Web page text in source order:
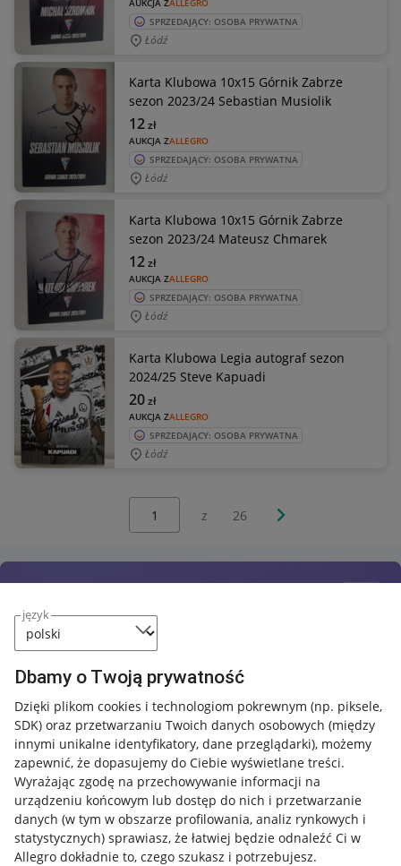
język
Dbamy o Twoją prywatność
Dzięki plikom cookies i technologiom pokrewnym (np. piksele,
SDK) oraz przetwarzaniu Twoich danych osobowych (między
innymi unikalne identyfikatory, dane przeglądarki), możemy
zapewnić, że dopasujemy do Ciebie wyświetlane treści.
Wyrażając zgodę na przechowywanie informacji na
urządzeniu końcowym lub dostęp do nich i przetwarzanie
danych (w tym w obszarze profilowania, analiz rynkowych i
statystycznych) sprawiasz, że łatwiej będzie odnaleźć Ci w
Allegro dokładnie to, czego szukasz i potrzebujesz.
AUKCJA ZALLEGRO
SPRZEDAJĄCY: OSOBA PRYWATNA
Łódź
Karta Klubowa 10x15 Górnik Zabrze
sezon 2023/24 Sebastian Musiolik
AUKCJA ZALLEGRO
12zł
SPRZEDAJĄCY: OSOBA PRYWATNA
Łódź
Karta Klubowa 10x15 Górnik Zabrze
sezon 2023/24 Mateusz Chmarek
AUKCJA ZALLEGRO
12zł
SPRZEDAJĄCY: OSOBA PRYWATNA
Łódź
Karta Klubowa Legia autograf sezon
2024/25 Steve Kapuadi
AUKCJA ZALLEGRO
20zł
SPRZEDAJĄCY: OSOBA PRYWATNA
Łódź
z 26 Następna strona